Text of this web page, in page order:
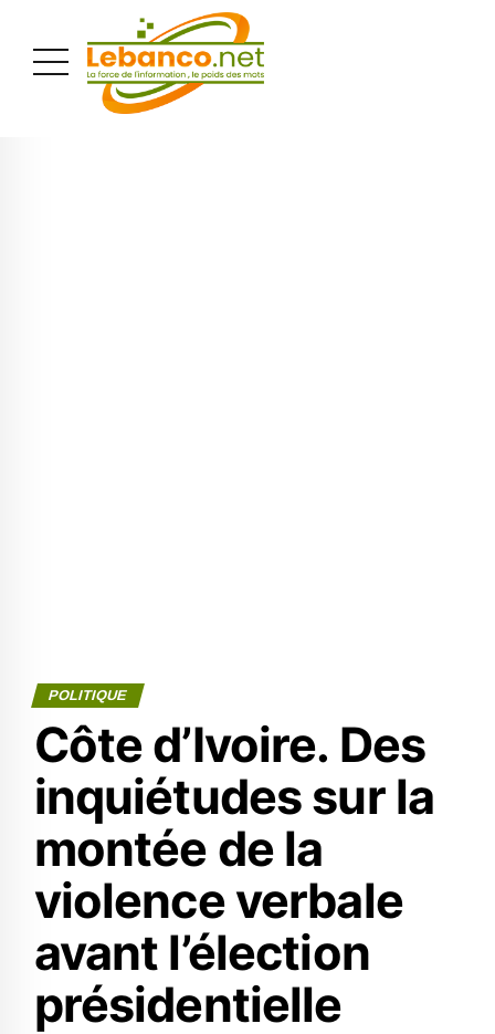
POLITIQUE
Côte d’Ivoire. Des
inquiétudes sur la
montée de la
violence verbale
avant l’élection
présidentielle